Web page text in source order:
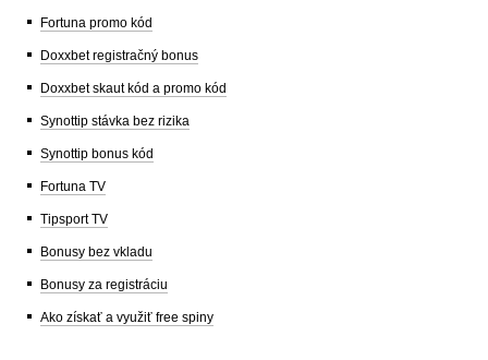
Fortuna promo kód
Doxxbet registračný bonus
Doxxbet skaut kód a promo kód
Synottip stávka bez rizika
Synottip bonus kód
Fortuna TV
Tipsport TV
Bonusy bez vkladu
Bonusy za registráciu
Ako získať a využiť free spiny